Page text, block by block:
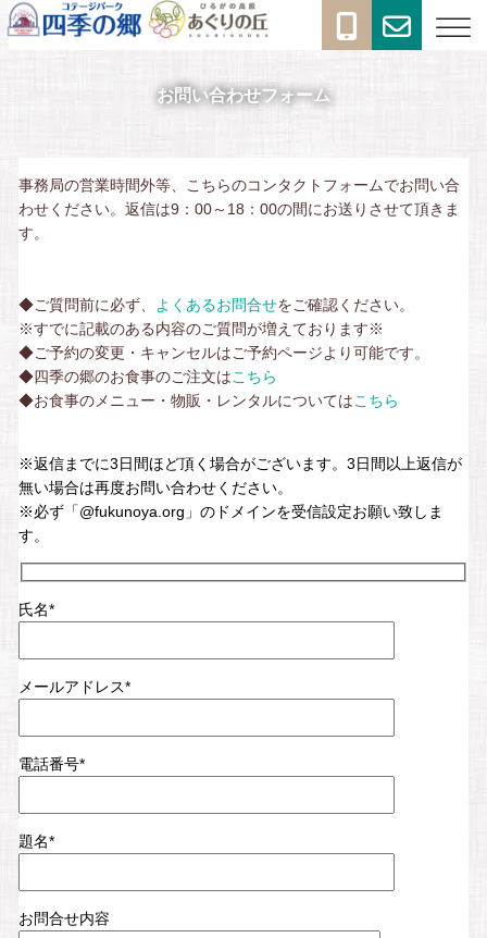
メ
ゲ
ー
ョ
ン
お問い合わせフォーム
事務局の営業時間外等、こちらのコンタクトフォームでお問い合
わせください。返信は9：00～18：00の間にお送りさせて頂きま
す。
◆ご質問前に必ず、 よくあるお問合せをご確認ください。
※すでに記載のある内容のご質問が増えております※
◆ご予約の変更・キャンセルはご予約ページより可能です。
◆四季の郷のお食事のご注文はこちら
◆お食事のメニュー・物販・レンタルについてはこちら
※返信までに3日間ほど頂く場合がございます。3日間以上返信が
無い場合は再度お問い合わせください。
※必ず「@fukunoya.org」のドメインを受信設定お願い致しま
す。
氏名*
メールアドレス*
電話番号*
題名*
お問合せ内容